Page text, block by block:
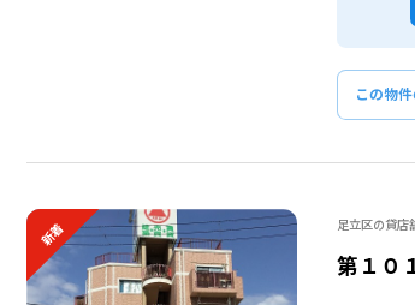
この物
新着 足立区の貸店
第１０